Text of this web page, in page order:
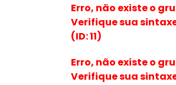
Erro, não existe o
Verifique sua
(ID: 11)
Erro, não existe o
Verifique sua